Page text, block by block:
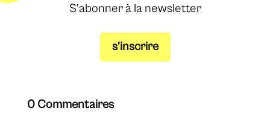
S’abonner à la newsletter
s’inscrire
0 Commentaires